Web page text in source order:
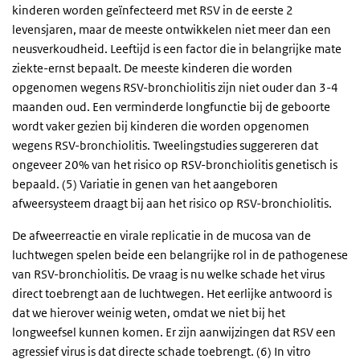
kinderen worden geïnfecteerd met RSV in de eerste 2
levensjaren, maar de meeste ontwikkelen niet meer dan een
neusverkoudheid. Leeftijd is een factor die in belangrijke mate
ziekte-ernst bepaalt. De meeste kinderen die worden
opgenomen wegens RSV-bronchiolitis zijn niet ouder dan 3-4
maanden oud. Een verminderde longfunctie bij de geboorte
wordt vaker gezien bij kinderen die worden opgenomen
wegens RSV-bronchiolitis. Tweelingstudies suggereren dat
ongeveer 20% van het risico op RSV-bronchiolitis genetisch is
bepaald. (5) Variatie in genen van het aangeboren
afweersysteem draagt bij aan het risico op RSV-bronchiolitis.
De afweerreactie en virale replicatie in de mucosa van de
luchtwegen spelen beide een belangrijke rol in de pathogenese
van RSV-bronchiolitis. De vraag is nu welke schade het virus
direct toebrengt aan de luchtwegen. Het eerlijke antwoord is
dat we hierover weinig weten, omdat we niet bij het
longweefsel kunnen komen. Er zijn aanwijzingen dat RSV een
agressief virus is dat directe schade toebrengt. (6) In vitro